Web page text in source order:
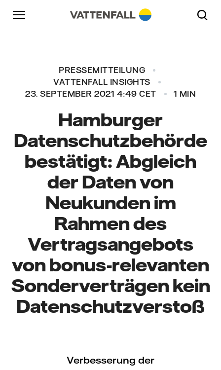
Überspringen
Zurück zur Hauptnavigation
Gehe zur Fußzeile
PRESSEMITTEILUNG
VATTENFALL INSIGHTS
23. SEPTEMBER 2021 4:49 CET
1 MIN
Hamburger
Datenschutzbehörde
bestätigt: Abgleich
der Daten von
Neukunden im
Rahmen des
Vertragsangebots
von bonus-relevanten
Sonderverträgen kein
Datenschutzverstoß
Verbesserung der
Zurück zur Hauptnavigation